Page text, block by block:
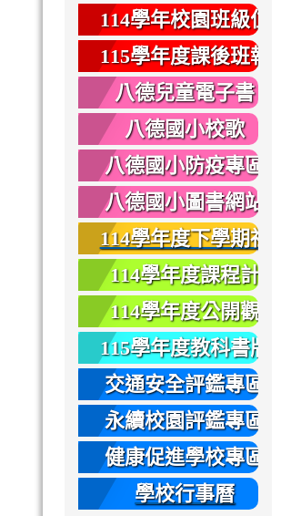
專區
114學年校園班級位
置圖
115學年度課後班報
名
八德兒童電子書
八德國小校歌
八德國小防疫專區
八德國小圖書網站
114學年度下學期社
團報名
114學年度課程計
畫
114學年度公開觀
課
115學年度教科書版
本
交通安全評鑑專區
永續校園評鑑專區
健康促進學校專區
學校行事曆